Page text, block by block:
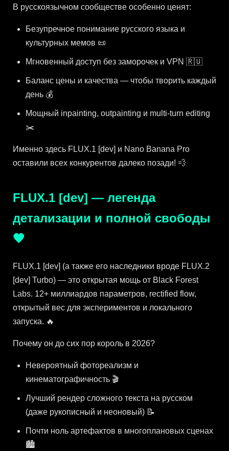
В русскоязычном сообществе особенно ценят:
Безупречное понимание русского языка и
культурных мемов 📜
Мгновенный доступ без заморочек и VPN 🇷🇺
Баланс цены и качества — чтобы творить каждый
день 💰
Мощный inpainting, outpainting и multi-turn editing
✂️
Именно здесь FLUX.1 [dev] и Nano Banana Pro
оставили всех конкурентов далеко позади! 💨
FLUX.1 [dev] — легенда
детализации и полной свободы
🖤
FLUX.1 [dev] (а также его наследники вроде FLUX.2
[dev] Turbo) — это открытая мощь от Black Forest
Labs. 12+ миллиардов параметров, rectified flow,
открытый вес для экспериментов и локального
запуска. 🔥
Почему он до сих пор король в 2026?
Невероятный фотореализм и
кинематографичность 🎬
Лучший рендер сложного текста на русском
(даже рукописный и неоновый) 📝
Почти ноль артефактов в многоплановых сценах
🏙️